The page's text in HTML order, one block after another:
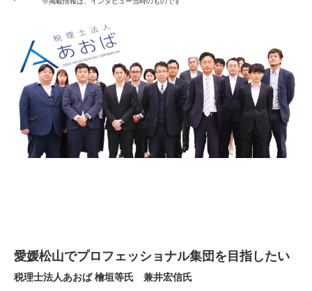
愛媛松山でプロフェッショナル集団を目指したい
税理士法人あおば 檜垣等氏 兼井宏信氏